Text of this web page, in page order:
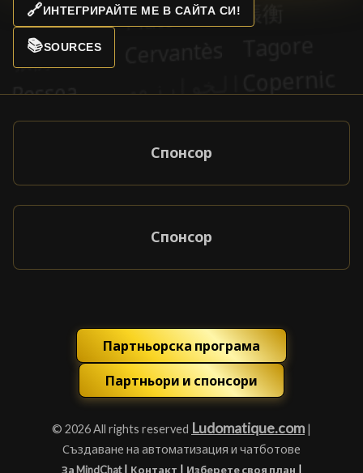
🔗ИНТЕГРИРАЙТЕ МЕ В САЙТА СИ!
📚SOURCES
Спонсор
Спонсор
Партньорска програма
Партньори и спонсори
© 2026 All rights reserved Ludomatique.com |
Създаване на автоматизация и чатботове
За MindChat | Контакт | Изберете своя план |